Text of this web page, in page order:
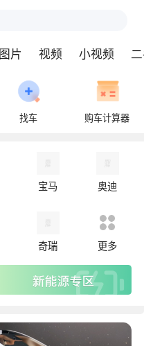
图片 视频 小视频
找车 购车计算器
宝马 奥迪
奇瑞 更多